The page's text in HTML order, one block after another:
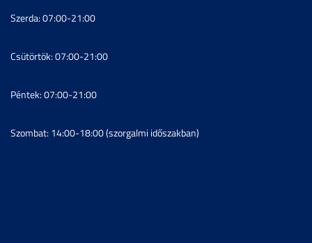
Szerda: 07:00-21:00
Csütörtök: 07:00-21:00
Péntek: 07:00-21:00
Szombat: 14:00-18:00 (szorgalmi időszakban)